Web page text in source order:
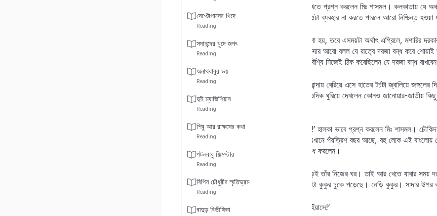
সেপ্টোপাসের খিদে
Reading
সদানন্দের খুদে জগৎ
Reading
অনাথবাবুর ভয়
Reading
দুই ম্যাজিশিয়ান
Reading
শিবু আর রাক্ষসের কথা
Reading
পটলবাবু ফিল্মস্টার
Reading
বিপিন চৌধুরীর স্মৃতিভ্রম
Reading
বাদুড় বিভীষিকা
‘এখানে মশা আছে কি?’ খেতে খেতে প্রশ্ন করলেন মিঃ শাসমল। কলকাতায় যে
মশারির অভ্যেসটা চলে গেছে। ওটা ব্যবহার না করতে পারলে আরো নিশ্চিন্ত হওয়া
চৌকিদার জানাল যে শীতকালে মশা হয়, তবে এসময়টা অর্থাৎ এপ্রিলে, মশারির
দরকার হলে খাটিয়ে দেবে। চৌকিদার আরো বলল যে রাত্রে দরজা বন্ধ করে
পড়তে পারে ঘরে! মিঃ শাসমল অবিশ্যি নিজেই ঠিক করেছিলেন যে দরজা বন্ধ
খাওয়ার পর ডাইনিং রুম থেকে বারান্দায় বেরিয়ে এসে হাতের টর্চটা জ্বালিয়ে
আলো। তারপর আলোটা এদিক ওদিক ঘুরিয়ে দেখলেন কোনও জানোয়ার-জাতীয়
‘বাংলোয় ভূত-টুত আছে নাকি হে!’ হালকা ভাবে প্রশ্ন করলেন মিঃ শাসমল।
একটু হেসে জানিয়ে দিল যে সে এখানে পঁয়ত্রিশ বছর আছে, বহু লোক এই
শাসমল আরো খানিকটা হালকা বোধ করলেন।
ডাইনিং রুমের পর একটা ঘর ছেড়েই তাঁর নিজের ঘর। তাই আর খেতে যাবার সময়
ছিল। এই ফাঁকে কখন জানি একটা কুকুর ঢুকে পড়েছে। নেড়ি কুকুর। সাদার উপর
‘অ্যাই—ভাগ্‌, ভাগ্‌—নিকালো হিঁয়াসে!’
Remember me Lost your password?